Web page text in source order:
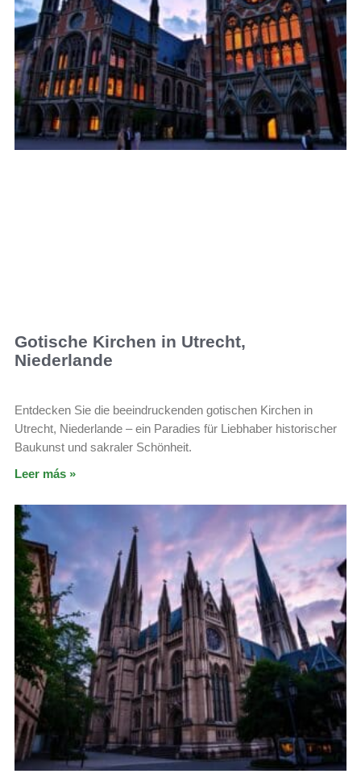
Gotische Kirchen in Utrecht,
Niederlande
Entdecken Sie die beeindruckenden gotischen Kirchen in
Utrecht, Niederlande – ein Paradies für Liebhaber historischer
Baukunst und sakraler Schönheit.
Leer más »